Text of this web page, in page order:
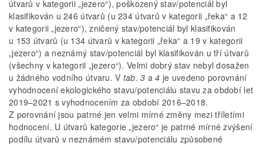
útvarů v kategorii „jezero“), poškozený stav/potenciál byl
klasifikován u 246 útvarů (u 234 útvarů v kategorii „řeka“ a 12
v kategorii „jezero“), zničený stav/potenciál byl klasifikován
u 153 útvarů (u 134 útvarů v kategorii „řeka“ a 19 v kategorii
„jezero“) a neznámý stav/potenciál byl klasifikován u tří útvarů
(všechny v kategorii „jezero“). Velmi dobrý stav nebyl dosažen
u žádného vodního útvaru. V tab. 3 a4 je uvedeno porovnání
vyhodnocení ekologického stavu/potenciálu stavu za období let
2019–2021 s vyhodnocením za období 2016–2018.
Z porovnání jsou patrné jen velmi mírné změny mezi tříletími
hodnocení. U útvarů kategorie „jezero“ je patrné mírné zvýšení
podílu útvarů v neznámém stavu/potenciálu způsobené